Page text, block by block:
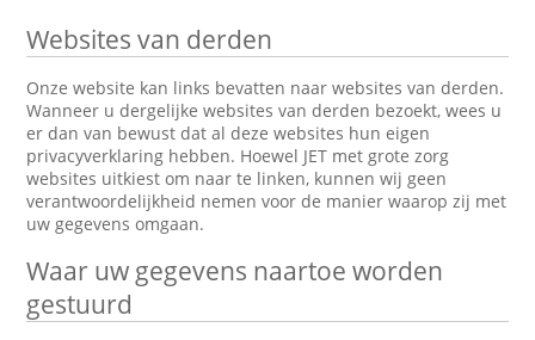
Websites van derden
Onze website kan links bevatten naar websites van derden.
Wanneer u dergelijke websites van derden bezoekt, wees u
er dan van bewust dat al deze websites hun eigen
privacyverklaring hebben. Hoewel JET met grote zorg
websites uitkiest om naar te linken, kunnen wij geen
verantwoordelijkheid nemen voor de manier waarop zij met
uw gegevens omgaan.
Waar uw gegevens naartoe worden
gestuurd